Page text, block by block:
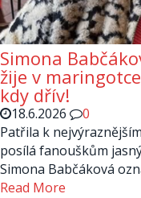
Simona
žije v
kdy dřív!
18.6.2026
0
Patřila k
posílá fanouškům
Simona Babčáková
Read More